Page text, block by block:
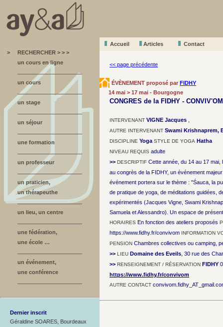
Accueil Articles
Contact
>
RECHERCHER > > >
un cours en ligne
un cours
un stage
un séjour
une formation
un professeur
un praticien,
un thérapeuthe
un lieu, un centre
une fédération,
une école …
un événement,
une conférence
Dernier inscrit
Géraldine SOARES, Bourdeaux
<< page précédente
ÉVÈNEMENT proposé par FIDHY
14 mai > 17 mai - Bourgogne
CONGRES de la FIDHY - CONVIV'OM
INTERVENANT VIGNE Jacques
AUTRE INTERVENANT Swami Krishnaprem,
DISCIPLINE Yoga STYLE DE YOGA Hatha
NIVEAU REQUIS adulte
>> DESCRIPTIF Cette année, du 14 au 17
au congrès de la FIDHY, un événement
événement portera sur le thème : "Śauca, la
de pratique de yoga, de méditations guidées,
expérimentés (Jacques Vigne, Swami
Samuela et Alessandro). Un espace de
HORAIRES En fonction des ateliers proposés
https://www.fidhy.fr/convivom INFORMATION
PENSION Chambres collectives ou camping,
>> LIEU Domaine des Eveils , 30 rue des
>> RENSEIGNEMENT / RÉSERVATION FIDHY
https://www.fidhy.fr/convivom
AUTRE CONTACT